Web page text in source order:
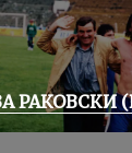
РАКОВСКИ